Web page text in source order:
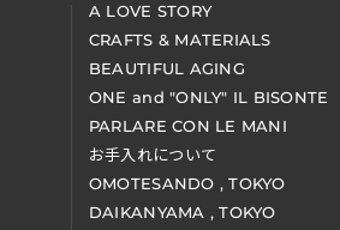
A LOVE STORY
CRAFTS & MATERIALS
BEAUTIFUL AGING
ONE and "ONLY" IL BISONTE
PARLARE CON LE MANI
お手入れについて
OMOTESANDO , TOKYO
DAIKANYAMA , TOKYO